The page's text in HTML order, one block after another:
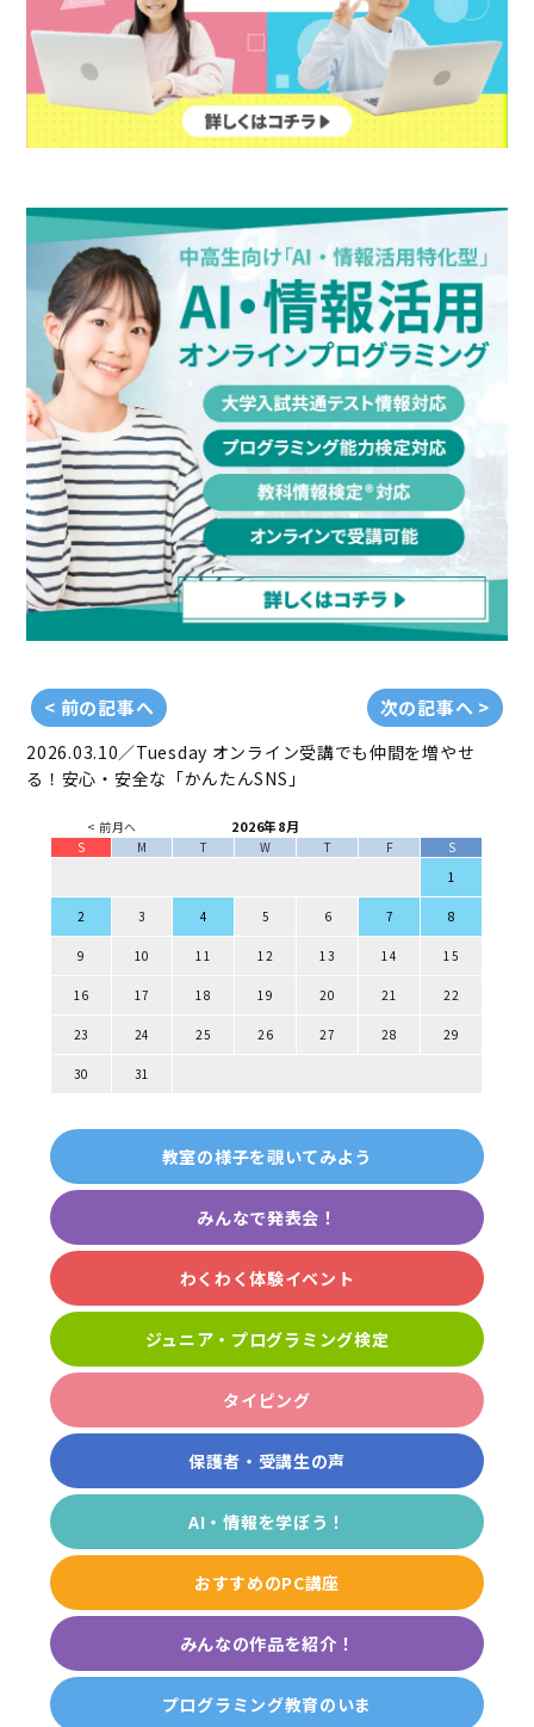
< 前の記事へ 次の記事へ >
2026.03.10／Tuesday オンライン受講でも仲間を増やせ
る！安心・安全な「かんたんSNS」
< 前月へ 2026年8月
S M T W T F
S
1
2 3 4 5 6 7 8
9 10 11 12 13 14 15
16 17 18 19 20 21 22
23 24 25 26 27 28 29
30 31
教室の様子を覗いてみよう
みんなで発表会！
わくわく体験イベント
ジュニア・プログラミング検定
タイピング
保護者・受講生の声
AI・情報を学ぼう！
おすすめのPC講座
みんなの作品を紹介！
プログラミング教育のいま